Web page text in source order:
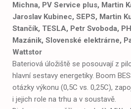
Michna, PV Service plus, Martin
Jaroslav Kubinec, SEPS, Martin
Stančík, TESLA, Petr Svoboda,
Mazánik, Slovenské elektrárne,
Wattstor
Bateriová úložiště se posouvají z
hlavní sestavy energetiky. Boom
otázky výkonu (0,5C vs. 0,25C),
i jejich role na trhu a v soustavě.